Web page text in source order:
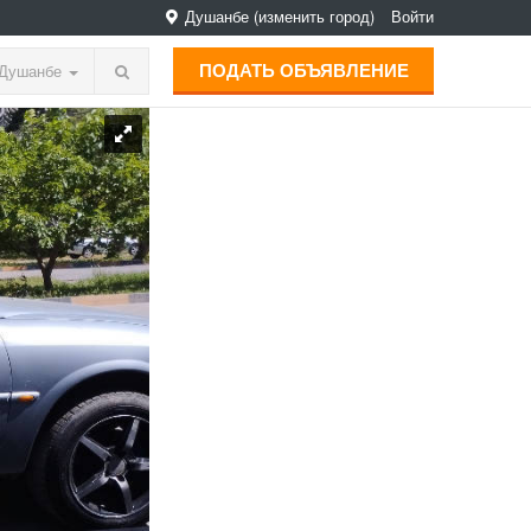
Душанбе (изменить город) Войти
ПОДАТЬ ОБЪЯВЛЕНИЕ